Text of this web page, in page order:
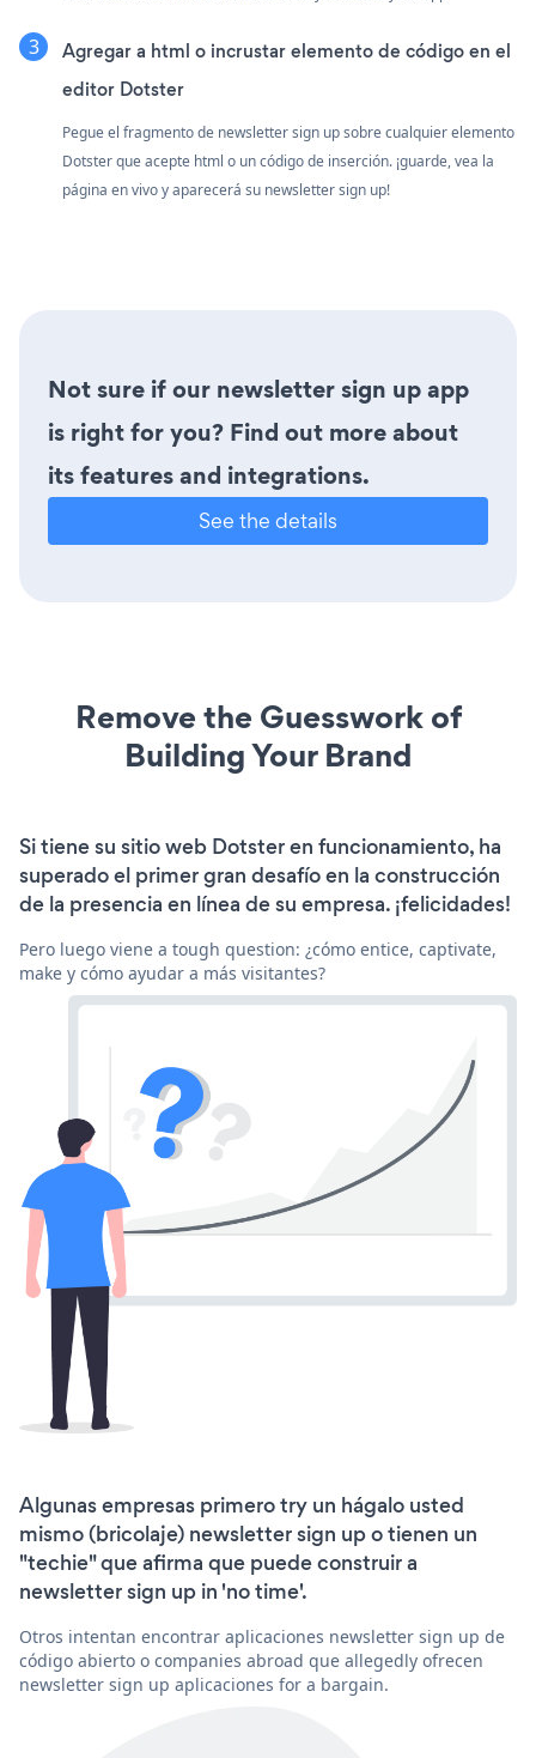
Agregar a html o incrustar elemento de código en el
editor Dotster
Pegue el fragmento de newsletter sign up sobre cualquier elemento
Dotster que acepte html o un código de inserción. ¡guarde, vea la
página en vivo y aparecerá su newsletter sign up!
Not sure if our newsletter sign up app
is right for you? Find out more about
its features and integrations.
See the details
Remove the Guesswork of
Building Your Brand
Si tiene su sitio web Dotster en funcionamiento, ha
superado el primer gran desafío en la construcción
de la presencia en línea de su empresa. ¡felicidades!
Pero luego viene a tough question: ¿cómo entice, captivate,
make y cómo ayudar a más visitantes?
Algunas empresas primero try un hágalo usted
mismo (bricolaje) newsletter sign up o tienen un
"techie" que afirma que puede construir a
newsletter sign up in 'no time'.
Otros intentan encontrar aplicaciones newsletter sign up de
código abierto o companies abroad que allegedly ofrecen
newsletter sign up aplicaciones for a bargain.